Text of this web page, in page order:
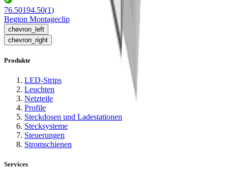
76.50194.50(1)
Begton Montageclip
chevron_left
chevron_right
Produkte
LED-Strips
Leuchten
Netzteile
Profile
Steckdosen und Ladestationen
Stecksysteme
Steuerungen
Stromschienen
Services